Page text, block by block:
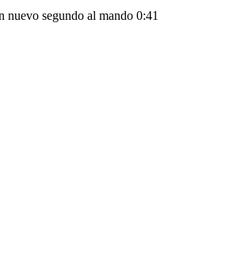
segundo al mando 0:41